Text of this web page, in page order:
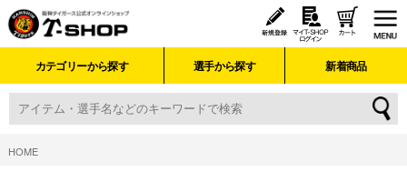
カテゴリーから探す 選手から探す 新着商品
HOME